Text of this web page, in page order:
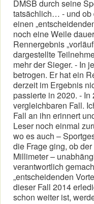
DMSB durch seine
tatsächlich… - und ob
einen
noch eine Weile
Rennergebnis
dargestellte
mehr der Sieger. - In
betrogen. Er hat ein
derzeit im Ergebnis
passierte in 2020. -
vergleichbaren Fall.
Fall an ihn erinnert
Leser noch einmal
wo es auch –
die Frage ging, ob
Millimeter –
verantwortlich
„entscheidenden
dieser Fall 2014
schon weiter ist,